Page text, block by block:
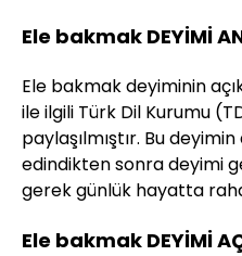
Ele bakmak DEYİMİ
Ele bakmak deyiminin
ile ilgili Türk Dil Kurumu
paylaşılmıştır. Bu
edindikten sonra deyimi
gerek günlük hayatta
Ele bakmak DEYİMİ